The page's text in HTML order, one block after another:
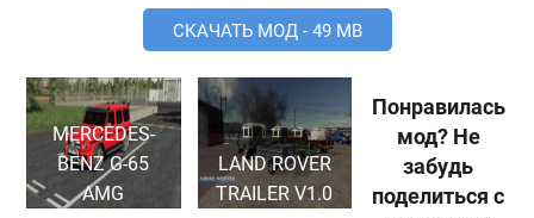
СКАЧАТЬ МОД - 49 MB
MERCEDES-
BENZ G-65
AMG
LAND ROVER
TRAILER V1.0
Понравилась
мод? Не
забудь
поделиться с